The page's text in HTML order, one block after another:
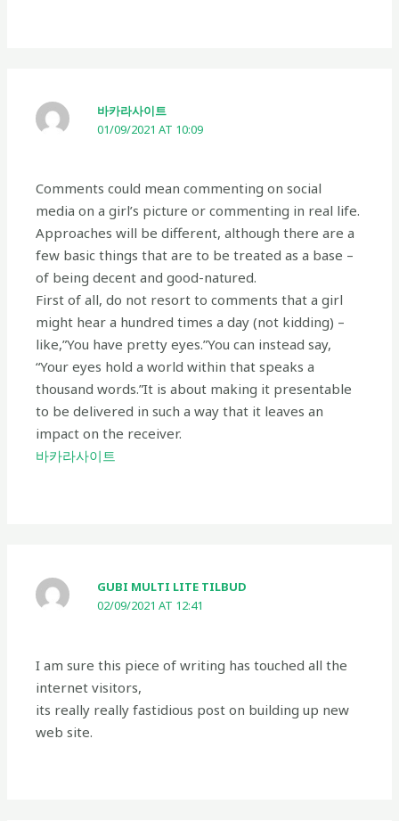
바카라사이트
01/09/2021 AT 10:09
Comments could mean commenting on social
media on a girl’s picture or commenting in real life.
Approaches will be different, although there are a
few basic things that are to be treated as a base –
of being decent and good-natured.
First of all, do not resort to comments that a girl
might hear a hundred times a day (not kidding) –
like,”You have pretty eyes.”You can instead say,
“Your eyes hold a world within that speaks a
thousand words.”It is about making it presentable
to be delivered in such a way that it leaves an
impact on the receiver.
바카라사이트
GUBI MULTI LITE TILBUD
02/09/2021 AT 12:41
I am sure this piece of writing has touched all the
internet visitors,
its really really fastidious post on building up new
web site.